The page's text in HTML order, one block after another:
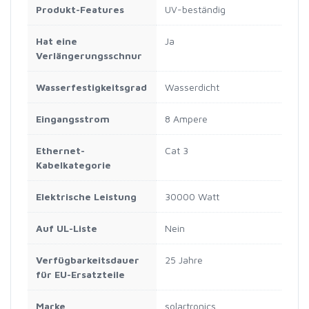
Produkt-Features UV-beständig
Hat eine
Verlängerungsschnur
Ja
Wasserfestigkeitsgrad Wasserdicht
Eingangsstrom 8 Ampere
Ethernet-
Kabelkategorie
Cat 3
Elektrische Leistung 30000 Watt
Auf UL-Liste Nein
Verfügbarkeitsdauer
für EU-Ersatzteile
25 Jahre
Marke solartronics